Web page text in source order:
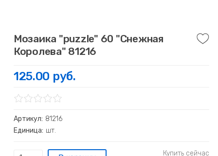
Мозаика "puzzle" 60 "Снежная
Королева" 81216
125.00 руб.
Артикул: 81216
Единица: шт.